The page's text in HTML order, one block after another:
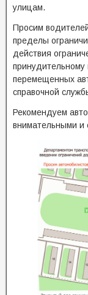
улицам.
Просим
пределы
действия
перемещенных
справочной
Рекомендуем
внимательными и